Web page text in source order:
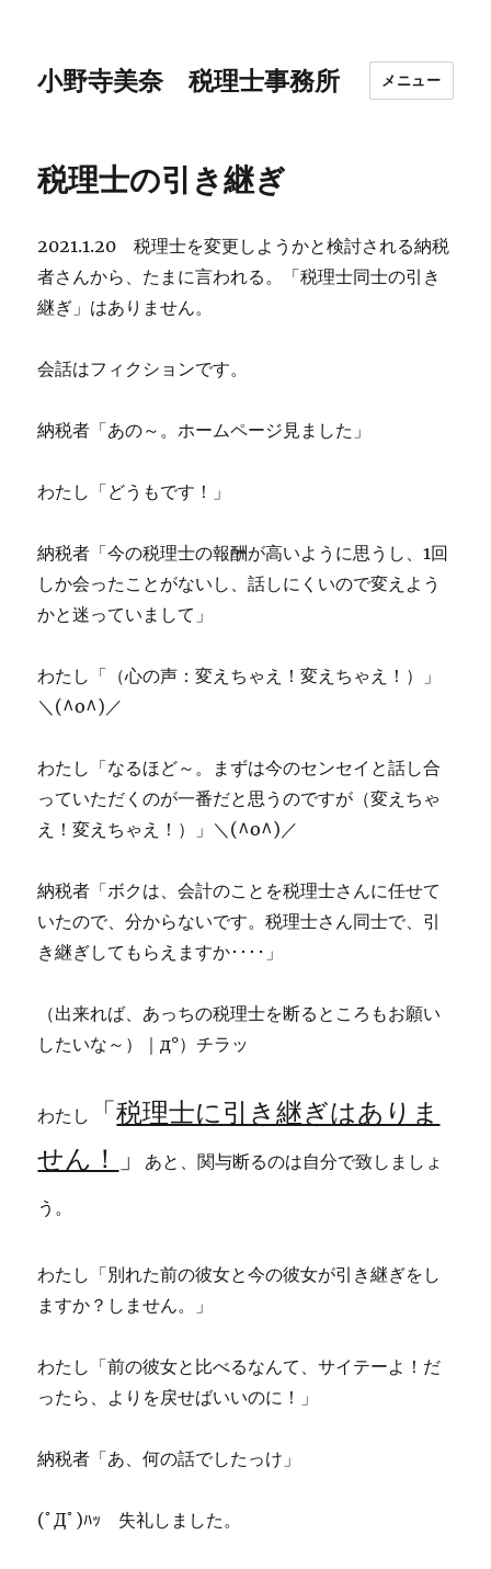
小野寺美奈 税理士事務所 メニュー
税理士の引き継ぎ
2021.1.20 税理士を変更しようかと検討される納税
者さんから、たまに言われる。「税理士同士の引き
継ぎ」はありません。
会話はフィクションです。
納税者「あの～。ホームページ見ました」
わたし「どうもです！」
納税者「今の税理士の報酬が高いように思うし、1回
しか会ったことがないし、話しにくいので変えよう
かと迷っていまして」
わたし「（心の声：変えちゃえ！変えちゃえ！）」
＼(^o^)／
わたし「なるほど～。まずは今のセンセイと話し合
っていただくのが一番だと思うのですが（変えちゃ
え！変えちゃえ！）」＼(^o^)／
納税者「ボクは、会計のことを税理士さんに任せて
いたので、分からないです。税理士さん同士で、引
き継ぎしてもらえますか････」
（出来れば、あっちの税理士を断るところもお願い
したいな～）｜д°）チラッ
わたし 「税理士に引き継ぎはありま
せん！ 」 あと、関与断るのは自分で致しましょ
う。
わたし「別れた前の彼女と今の彼女が引き継ぎをし
ますか？しません。」
わたし「前の彼女と比べるなんて、サイテーよ！だ
ったら、よりを戻せばいいのに！」
納税者「あ、何の話でしたっけ」
(ﾟДﾟ)ﾊｯ 失礼しました。